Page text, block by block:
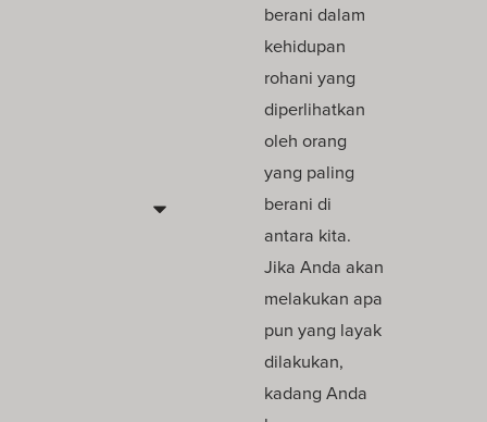
berani dalam
kehidupan
rohani yang
diperlihatkan
oleh orang
yang paling
berani di
antara kita.
Jika Anda akan
melakukan apa
pun yang layak
dilakukan,
kadang Anda